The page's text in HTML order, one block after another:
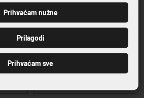
-20%
PRIJAVI SE
Prihvaćam nužne
Prilagodi
Prihvaćam sve